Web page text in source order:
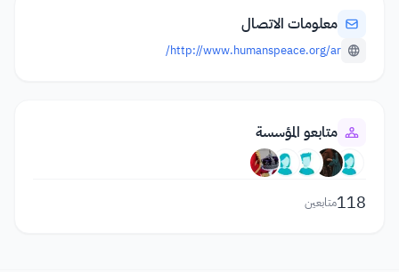
معلومات الاتصال
http://www.humanspeace.org/ar/
متابعو المؤسسة
118متابعين